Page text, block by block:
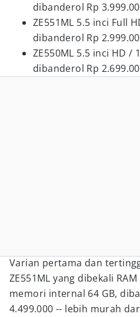
dibanderol Rp
ZE551ML 5.5 inci Full
dibanderol Rp
ZE550ML 5.5 inci HD /
dibanderol Rp
Varian pertama dan
ZE551ML yang dibekali
memori internal 64 GB,
4.499.000 -- lebih murah